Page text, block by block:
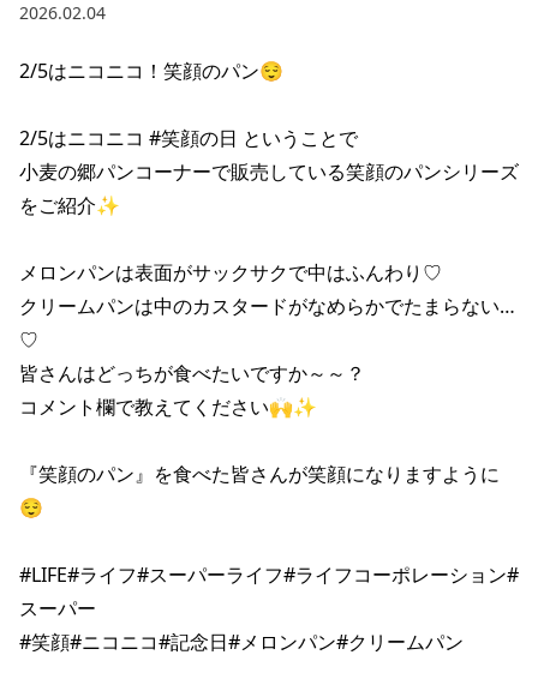
2026.02.04
2/5はニコニコ！笑顔のパン😌
2/5はニコニコ #笑顔の日 ということで
小麦の郷パンコーナーで販売している笑顔のパンシリーズ
をご紹介✨
メロンパンは表面がサックサクで中はふんわり♡
クリームパンは中のカスタードがなめらかでたまらない…
♡
皆さんはどっちが食べたいですか～～？
コメント欄で教えてください🙌✨
『笑顔のパン』を食べた皆さんが笑顔になりますように
😌
#LIFE#ライフ#スーパーライフ#ライフコーポレーション#
スーパー